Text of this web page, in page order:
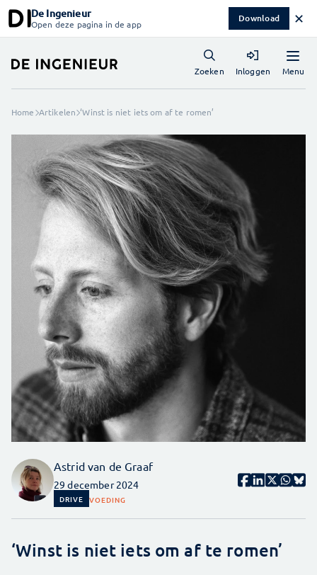
De Ingenieur
Open deze pagina in de app Download ✕
Menu
Zoeken Inloggen
Home Artikelen ‘Winst is niet iets om af te romen’
Astrid van de Graaf
29 december 2024
DRIVE VOEDING
‘Winst is niet iets om af te romen’